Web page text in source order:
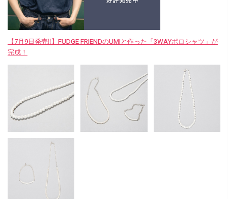
【7月9日発売‼︎】FUDGE FRIENDのUMIと作った「3WAYポロシャツ」が
完成！